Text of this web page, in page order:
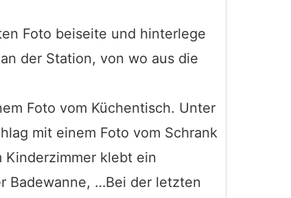
Foto beiseite und hinterlege
der Station, von wo aus die
Foto vom Küchentisch. Unter
mit einem Foto vom Schrank
Kinderzimmer klebt ein
Badewanne, …Bei der letzten